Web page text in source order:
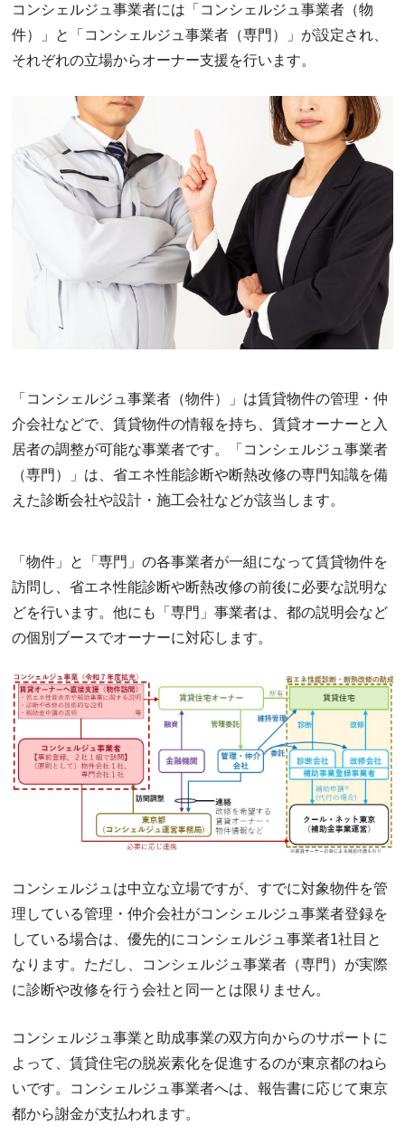
コンシェルジュ事業者には「コンシェルジュ事業者（物
件）」と「コンシェルジュ事業者（専門）」が設定され、
それぞれの立場からオーナー支援を行います。
「コンシェルジュ事業者（物件）」は賃貸物件の管理・仲
介会社などで、賃貸物件の情報を持ち、賃貸オーナーと入
居者の調整が可能な事業者です。「コンシェルジュ事業者
（専門）」は、省エネ性能診断や断熱改修の専門知識を備
えた診断会社や設計・施工会社などが該当します。
「物件」と「専門」の各事業者が一組になって賃貸物件を
訪問し、省エネ性能診断や断熱改修の前後に必要な説明な
どを行います。他にも「専門」事業者は、都の説明会など
の個別ブースでオーナーに対応します。
コンシェルジュは中立な立場ですが、すでに対象物件を管
理している管理・仲介会社がコンシェルジュ事業者登録を
している場合は、優先的にコンシェルジュ事業者1社目と
なります。ただし、コンシェルジュ事業者（専門）が実際
に診断や改修を行う会社と同一とは限りません。
コンシェルジュ事業と助成事業の双方向からのサポートに
よって、賃貸住宅の脱炭素化を促進するのが東京都のねら
いです。コンシェルジュ事業者へは、報告書に応じて東京
都から謝金が支払われます。